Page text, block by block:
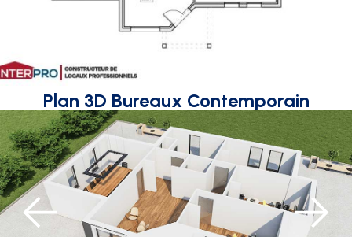
Plan 3D Bureaux Contemporain